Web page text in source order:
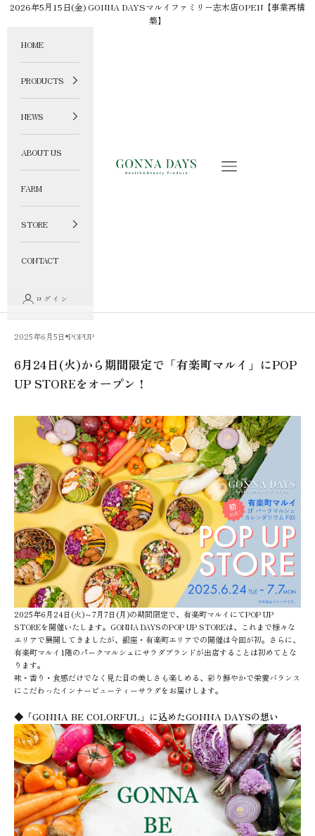
コンテンツへスキップ
2026年5月15日(金) GONNA DAYSマルイファミリー志木店OPEN【事業再構
築】
GONNA DAYS ONLINE STORE メニュー
HOME
PRODUCTS
NEWS
ABOUT US
FARM
STORE
CONTACT
ログイン
2025年6月5日 POPUP
6月24日(火)から期間限定で「有楽町マルイ」にPOP
UP STOREをオープン！
2025年6月24日(火)～7月7日(月)の期間限定で、有楽町マルイにてPOP UP
STOREを開催いたします。GONNA DAYSのPOP UP STOREは、これまで様々な
エリアで展開してきましたが、銀座・有楽町エリアでの開催は今回が初。さらに、
有楽町マルイ1階のパークマルシェにサラダブランドが出店することは初めてとな
ります。
味・香り・食感だけでなく見た目の美しさも楽しめる、彩り鮮やかで栄養バランス
にこだわったインナービューティーサラダをお届けします。
◆「GONNA BE COLORFUL」に込めたGONNA DAYSの想い